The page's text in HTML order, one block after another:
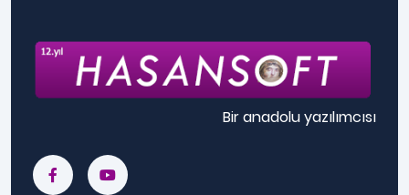
Bir anadolu yazılımcısı